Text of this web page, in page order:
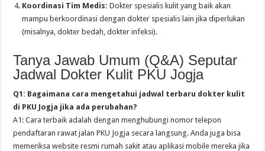
Koordinasi Tim Medis: Dokter spesialis kulit yang baik akan
mampu berkoordinasi dengan dokter spesialis lain jika diperlukan
(misalnya, dokter bedah, dokter infeksi).
Tanya Jawab Umum (Q&A) Seputar
Jadwal Dokter Kulit PKU Jogja
Q1: Bagaimana cara mengetahui jadwal terbaru dokter kulit
di PKU Jogja jika ada perubahan?
A1: Cara terbaik adalah dengan menghubungi nomor telepon
pendaftaran rawat jalan PKU Jogja secara langsung. Anda juga bisa
memeriksa website resmi rumah sakit atau aplikasi mobile mereka jika